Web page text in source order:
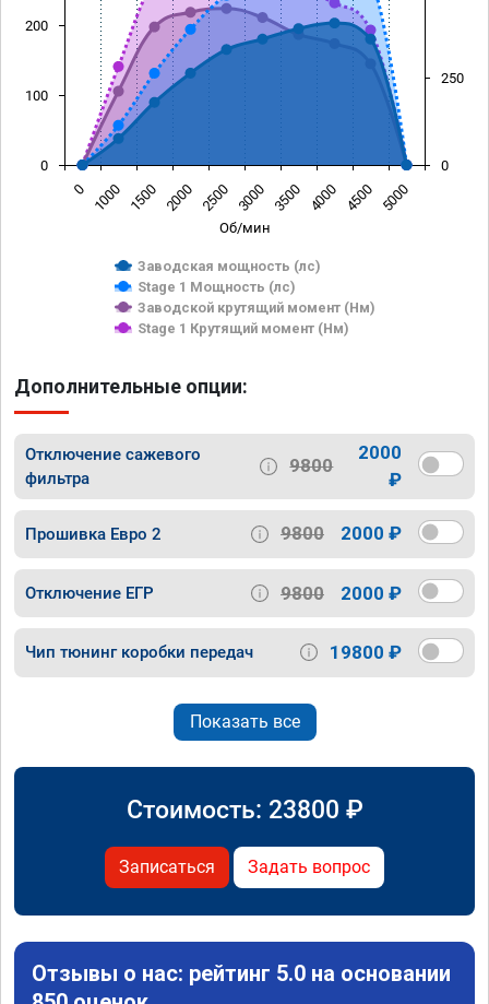
Об/мин
Заводская мощность (лс)
Stage 1 Мощность (лс)
Заводской крутящий момент (Нм)
Stage 1 Крутящий момент (Нм)
0 1000 1500 2000 2500 3000 3500 4000 4500 5000
0
100
200
0
250
Дополнительные опции:
Отключение сажевого
фильтра
9800
2000
₽
Прошивка Евро 2 9800 2000 ₽
Отключение ЕГР 9800 2000 ₽
Чип тюнинг коробки передач 19800 ₽
Показать все
Стоимость: 23800 ₽
Записаться Задать вопрос
Отзывы о нас: рейтинг 5.0 на основании